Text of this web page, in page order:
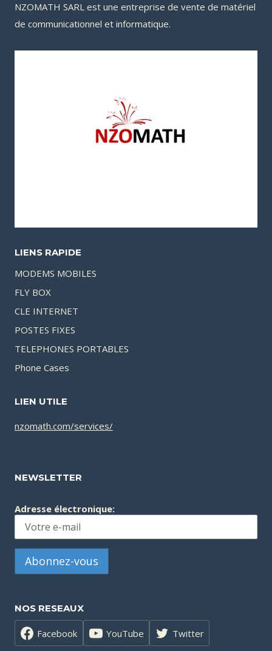
NZOMATH SARL est une entreprise de vente de matériel
de communicationnel et informatique.
LIENS RAPIDE
MODEMS MOBILES
FLY BOX
CLE INTERNET
POSTES FIXES
TELEPHONES PORTABLES
Phone Cases
LIEN UTILE
nzomath.com/services/
NEWSLETTER
Adresse électronique:
NOS RESEAUX
Facebook YouTube Twitter